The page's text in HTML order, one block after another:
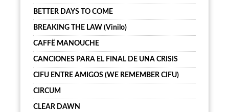
BETTER DAYS TO COME
BREAKING THE LAW (Vinilo)
CAFFË MANOUCHE
CANCIONES PARA EL FINAL DE UNA CRISIS
CIFU ENTRE AMIGOS (WE REMEMBER CIFU)
CIRCUM
CLEAR DAWN